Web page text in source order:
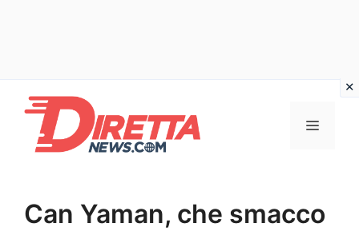
contenuto
Menu
Can Yaman, che smacco